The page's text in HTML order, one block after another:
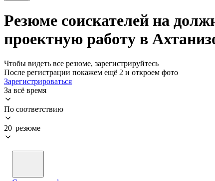
Резюме соискателей на
проектную работу в
Чтобы видеть все резюме, зарегистрируйтесь
После регистрации покажем ещё 2 и откроем фото
Зарегистрироваться
За всё время
По соответствию
20 резюме